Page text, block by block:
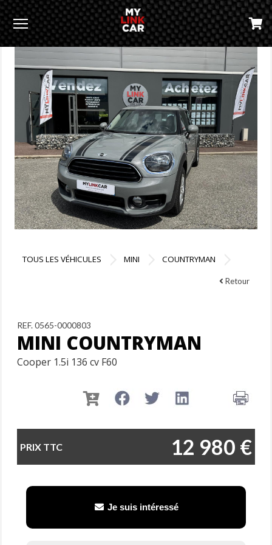
Menu
TOUS LES VÉHICULES MINI COUNTRYMAN
Retour
REF. 0565-0000803
MINI COUNTRYMAN
Cooper 1.5i 136 cv F60
PRIX TTC 12 980 €
Je suis intéressé